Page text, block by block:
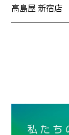
高島屋
高島屋 新宿店